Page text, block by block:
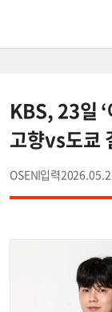
KBS, 23일
고향vs도쿄
OSEN